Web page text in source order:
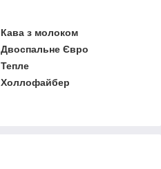
Кава з молоком
Двоспальне Євро
Тепле
Холлофайбер